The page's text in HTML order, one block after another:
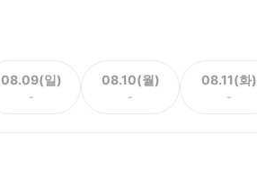
08.09(일)
-
08.10(월)
-
08.11(화)
-